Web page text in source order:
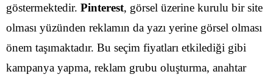
göstermektedir. Pinterest, görsel üzerine kurulu bir site
olması yüzünden reklamın da yazı yerine görsel olması
önem taşımaktadır. Bu seçim fiyatları etkilediği gibi
kampanya yapma, reklam grubu oluşturma, anahtar